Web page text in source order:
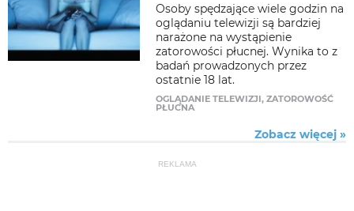
Osoby spędzające wiele godzin na
oglądaniu telewizji są bardziej
narażone na wystąpienie
zatorowości płucnej. Wynika to z
badań prowadzonych przez
ostatnie 18 lat.
OGLĄDANIE TELEWIZJI, ZATOROWOŚĆ
PŁUCNA
Zobacz więcej »
REKLAMA